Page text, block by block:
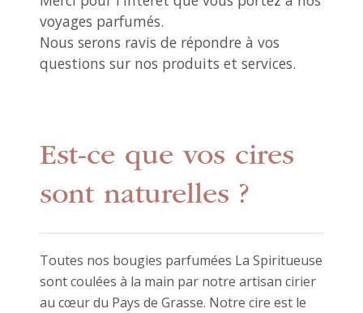
voyages parfumés.
Nous serons ravis de répondre à vos
questions sur nos produits et services.
Est-ce que vos cires
sont naturelles ?
Toutes nos bougies parfumées La Spiritueuse
sont coulées à la main par notre artisan cirier
au cœur du Pays de Grasse. Notre cire est le